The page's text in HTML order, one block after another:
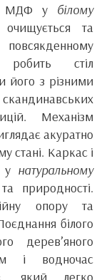
МДФ у білому
та
робить стіл
його з різними
скандинавських
Механізм
акуратно
стані. Каркас і
у натуральному
природності.
опору та
білого
дерев’яного
і водночас